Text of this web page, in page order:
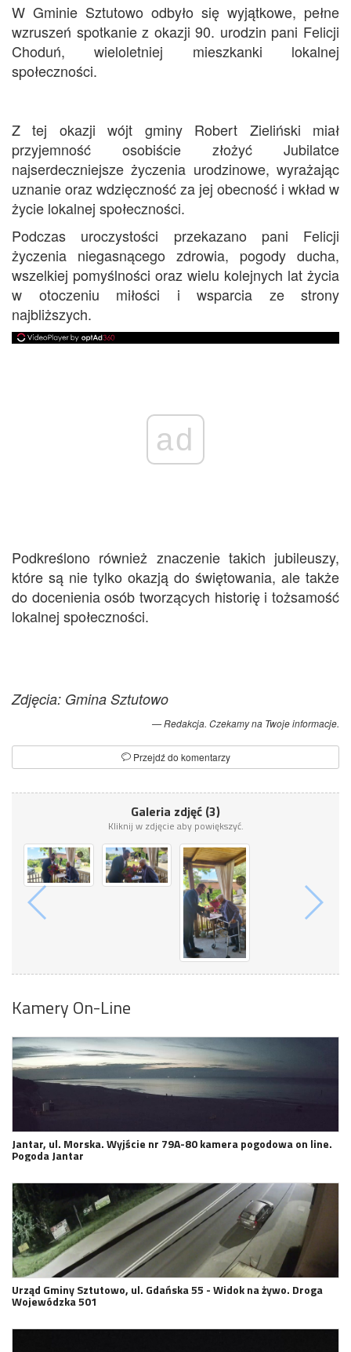
W Gminie Sztutowo odbyło się wyjątkowe, pełne
wzruszeń spotkanie z okazji 90. urodzin pani Felicji
Choduń, wieloletniej mieszkanki lokalnej
społeczności.
Z tej okazji wójt gminy Robert Zieliński miał
przyjemność osobiście złożyć Jubilatce
najserdeczniejsze życzenia urodzinowe, wyrażając
uznanie oraz wdzięczność za jej obecność i wkład w
życie lokalnej społeczności.
Podczas uroczystości przekazano pani Felicji
życzenia niegasnącego zdrowia, pogody ducha,
wszelkiej pomyślności oraz wielu kolejnych lat życia
w otoczeniu miłości i wsparcia ze strony
najbliższych.
ad
Podkreślono również znaczenie takich jubileuszy,
które są nie tylko okazją do świętowania, ale także
do docenienia osób tworzących historię i tożsamość
lokalnej społeczności.
Zdjęcia: Gmina Sztutowo
Redakcja. Czekamy na Twoje informacje.
Przejdź do komentarzy
Galeria zdjęć (3)
Kliknij w zdjęcie aby powiększyć.
Kamery On-Line
Jantar, ul. Morska. Wyjście nr 79A-80 kamera pogodowa on line.
Pogoda Jantar
Urząd Gminy Sztutowo, ul. Gdańska 55 - Widok na żywo. Droga
Wojewódzka 501